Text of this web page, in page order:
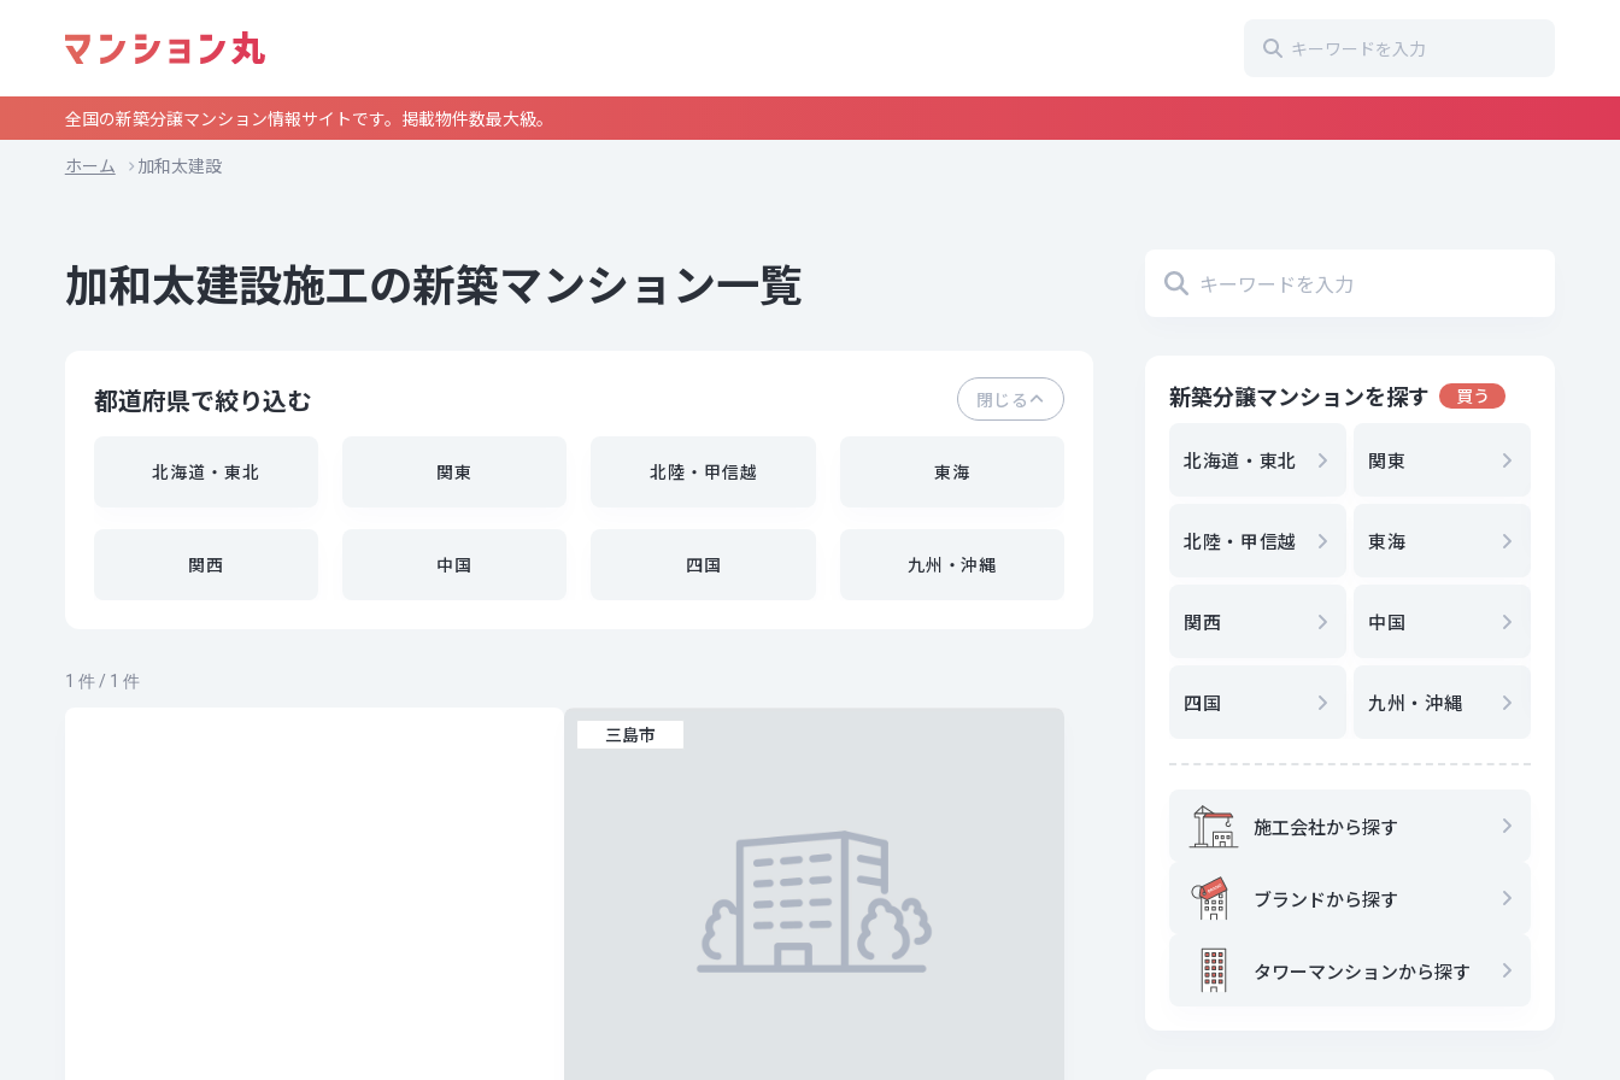
全国の新築分譲マンション情報サイトです。掲載物件数最大級。
ホーム
加和太建設
加和太建設施工の新築マンション一覧
閉じる
都道府県で絞り込む
北海道・東北 関東 北陸・甲信越 東海
関西 中国 四国 九州・沖縄
1 件 / 1 件
三島市
新築分譲マンションを探す 買う
北海道・東北 関東
北陸・甲信越 東海
関西 中国
四国 九州・沖縄
施工会社から探す
ブランドから探す
タワーマンションから探す